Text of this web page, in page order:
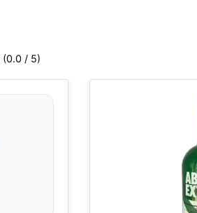
(0.0 / 5)